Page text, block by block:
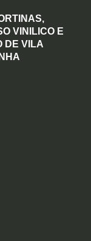
VINILICO E
DE VILA